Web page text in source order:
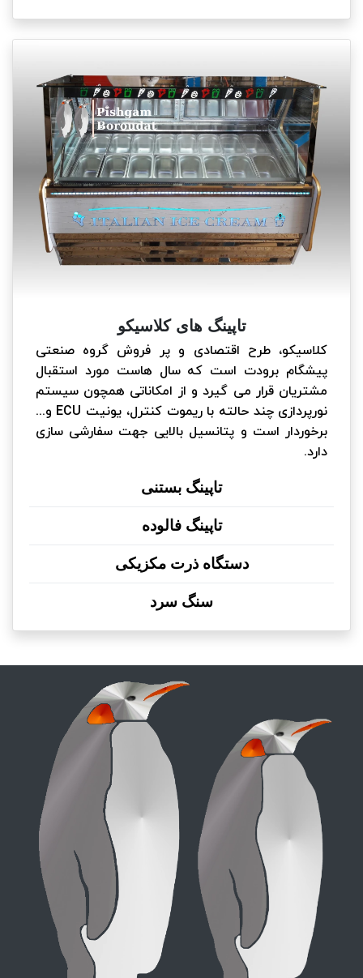
تاپینگ های کلاسیکو
کلاسیکو، طرح اقتصادی و پر فروش گروه صنعتی
پیشگام برودت است که سال هاست مورد استقبال
مشتریان قرار می گیرد و از امکاناتی همچون سیستم
نورپردازی چند حالته با ریموت کنترل، یونیت ECU و...
برخوردار است و پتانسیل بالایی جهت سفارشی سازی
دارد.
تاپینگ بستنی
تاپینگ فالوده
دستگاه ذرت مکزیکی
سنگ سرد